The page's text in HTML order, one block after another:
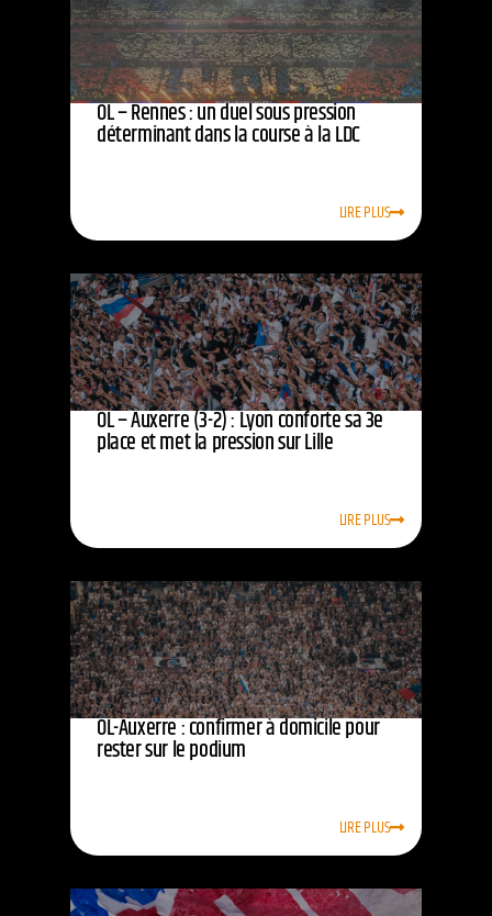
OL – Rennes : un duel sous pression
déterminant dans la course à la LDC
LIRE PLUS
OL – Auxerre (3-2) : Lyon conforte sa 3e
place et met la pression sur Lille
LIRE PLUS
OL-Auxerre : confirmer à domicile pour
rester sur le podium
LIRE PLUS